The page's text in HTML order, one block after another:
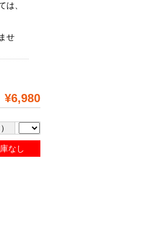
は、
せ
¥6,980
なし